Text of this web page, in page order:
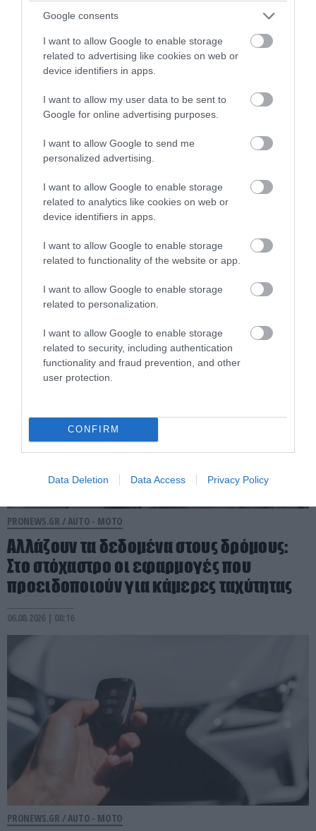
Google consents
I want to allow Google to enable storage
related to advertising like cookies on web or
device identifiers in apps.
I want to allow my user data to be sent to
Google for online advertising purposes.
I want to allow Google to send me
personalized advertising.
I want to allow Google to enable storage
related to analytics like cookies on web or
device identifiers in apps.
I want to allow Google to enable storage
related to functionality of the website or app.
I want to allow Google to enable storage
related to personalization.
I want to allow Google to enable storage
related to security, including authentication
functionality and fraud prevention, and other
user protection.
CONFIRM
Data Deletion Data Access Privacy Policy
06.08.2026 | 11:20
PRONEWS.GR /AUTO - MOTO
Η ευρωπαϊκή χώρα που κάνει την
ανατροπή: Οι γονείς θα μαθαίνουν τα
παιδιά τους να οδηγούν
PRONEWS.GR /AUTO - MOTO
Αλλάζουν τα δεδομένα στους δρόμους:
Στο στόχαστρο οι εφαρμογές που
προειδοποιούν για κάμερες ταχύτητας
06.08.2026 | 08:16
PRONEWS.GR /AUTO - MOTO